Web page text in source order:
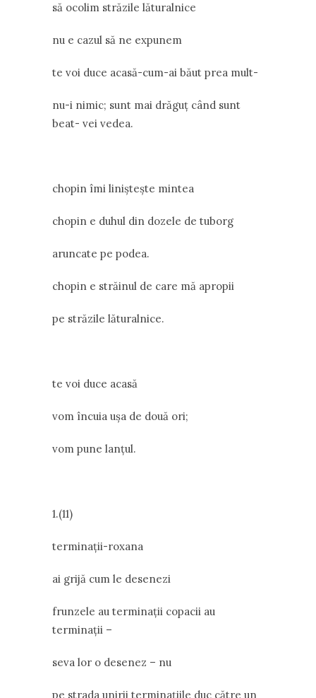
să ocolim străzile lăturalnice
nu e cazul să ne expunem
te voi duce acasă-cum-ai băut prea mult-
nu-i nimic; sunt mai drăguț când sunt
beat- vei vedea.
chopin îmi liniștește mintea
chopin e duhul din dozele de tuborg
aruncate pe podea.
chopin e străinul de care mă apropii
pe străzile lăturalnice.
te voi duce acasă
vom încuia ușa de două ori;
vom pune lanțul.
1.(11)
terminații-roxana
ai grijă cum le desenezi
frunzele au terminații copacii au
terminații –
seva lor o desenez – nu
pe strada unirii terminațiile duc către un